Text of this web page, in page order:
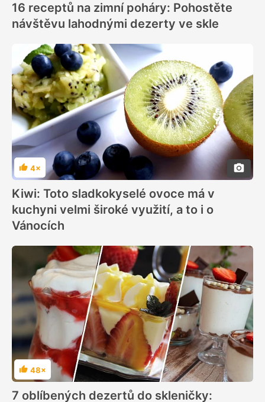
16 receptů na zimní poháry: Pohostěte
návštěvu lahodnými dezerty ve skle
Hodnocení
4×
Kiwi: Toto sladkokyselé ovoce má v
kuchyni velmi široké využití, a to i o
Vánocích
Hodnocení
48×
7 oblíbených dezertů do skleničky: